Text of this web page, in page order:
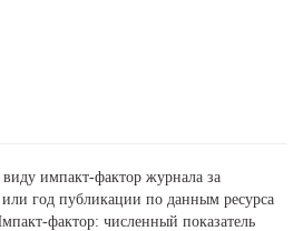
импакт-фактор журнала за
год публикации по данным ресурса
фактор: численный показатель